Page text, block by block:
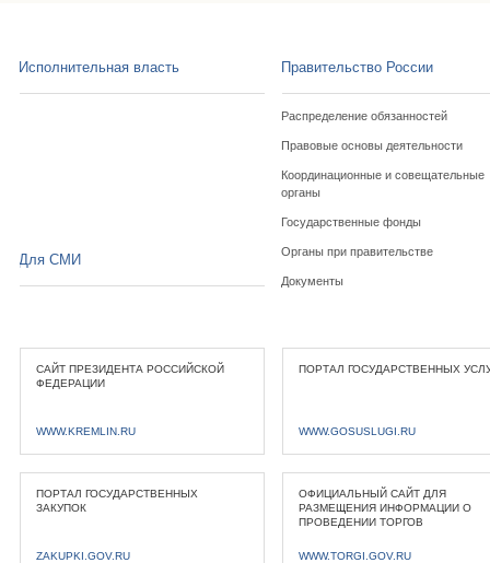
Исполнительная власть Правительство России
Распределение обязанностей
Правовые основы деятельности
Координационные и совещательные
органы
Государственные фонды
Органы при правительстве
Документы
Для СМИ
САЙТ ПРЕЗИДЕНТА РОССИЙСКОЙ
ФЕДЕРАЦИИ
WWW.KREMLIN.RU
ПОРТАЛ ГОСУДАРСТВЕННЫХ
WWW.GOSUSLUGI.RU
ПОРТАЛ ГОСУДАРСТВЕННЫХ
ЗАКУПОК
ZAKUPKI.GOV.RU
ОФИЦИАЛЬНЫЙ САЙТ ДЛЯ
РАЗМЕЩЕНИЯ ИНФОРМАЦИИ О
ПРОВЕДЕНИИ ТОРГОВ
WWW.TORGI.GOV.RU